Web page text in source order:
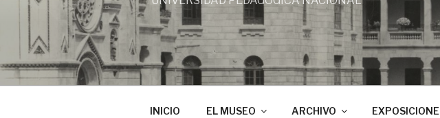
INICIO EL MUSEO ARCHIVO